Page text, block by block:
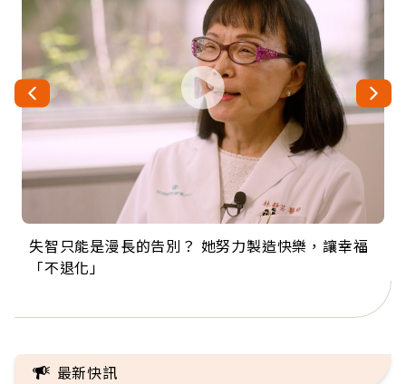
失智只能是漫長的告別？ 她努力製造快樂，讓幸福
「不退化」
來自剛果的巧克力神父 為台灣奉獻36年 「台灣是我
的家，我連作夢都講台語！」
63歲卸矽谷副總、搬回台灣找快樂！「蛋黃哥小
丑」走進安養院，逗樂上萬爺奶：退休後才開始真
104歲打破金氏世界紀錄 成為全球最年長羽球選
手，分享長壽的秘密原來是「這個」
事業巔峰他選擇追夢…黑手阿伯拉小提琴還登上小
巨蛋！連CNN都大讚！
最新快訊